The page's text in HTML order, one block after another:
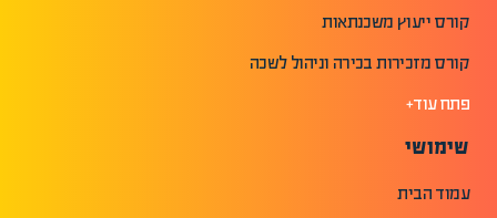
קורס ייעוץ משכנתאות
קורס מזכירות בכירה וניהול לשכה
פתח עוד+
שימושי
עמוד הבית